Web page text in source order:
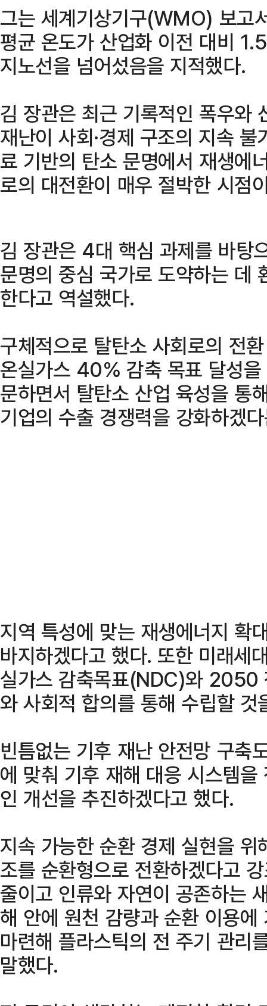
그는 세계기상기구(WMO) 보고
평균 온도가 산업화 이전 대비
지노선을 넘어섰음을 지적했다.
김 장관은 최근 기록적인 폭우와
재난이 사회·경제 구조의 지속
료 기반의 탄소 문명에서 재생에
로의 대전환이 매우 절박한 시점
김 장관은 4대 핵심 과제를 바탕
문명의 중심 국가로 도약하는 데
한다고 역설했다.
구체적으로 탈탄소 사회로의 전
온실가스 40% 감축 목표 달성
문하면서 탈탄소 산업 육성을 통
기업의 수출 경쟁력을 강화하겠
지역 특성에 맞는 재생에너지 확
바지하겠다고 했다. 또한 미래
실가스 감축목표(NDC)와 2050
와 사회적 합의를 통해 수립할 것
빈틈없는 기후 재난 안전망 구축
에 맞춰 기후 재해 대응 시스템
인 개선을 추진하겠다고 했다.
지속 가능한 순환 경제 실현을
조를 순환형으로 전환하겠다고
줄이고 인류와 자연이 공존하는
해 안에 원천 감량과 순환 이용
마련해 플라스틱의 전 주기 관리
말했다.